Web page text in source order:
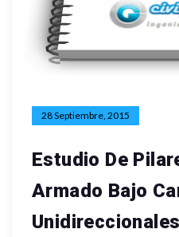
28 Septiembre, 2015
Estudio De
Armado Bajo
Unidireccionales